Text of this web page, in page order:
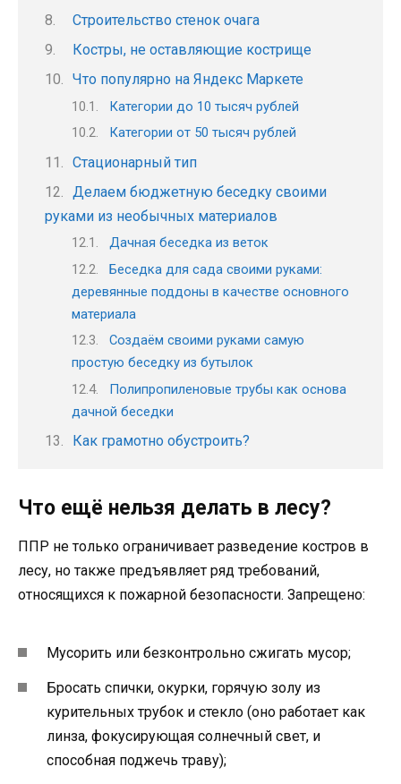
Строительство стенок очага
Костры, не оставляющие кострище
Что популярно на Яндекс Маркете
Категории до 10 тысяч рублей
Категории от 50 тысяч рублей
Стационарный тип
Делаем бюджетную беседку своими
руками из необычных материалов
Дачная беседка из веток
Беседка для сада своими руками:
деревянные поддоны в качестве основного
материала
Создаём своими руками самую
простую беседку из бутылок
Полипропиленовые трубы как основа
дачной беседки
Как грамотно обустроить?
Что ещё нельзя делать в лесу?
ППР не только ограничивает разведение костров в
лесу, но также предъявляет ряд требований,
относящихся к пожарной безопасности. Запрещено:
Мусорить или безконтрольно сжигать мусор;
Бросать спички, окурки, горячую золу из
курительных трубок и стекло (оно работает как
линза, фокусирующая солнечный свет, и
способная поджечь траву);